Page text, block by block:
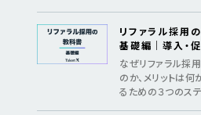
リファラル採用
基礎編｜導入・
ためのメソッド
なぜリファラル採
のか、メリットは何
るための３つのス